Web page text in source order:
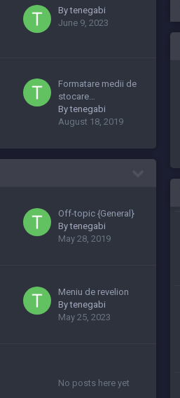
Bytenegabi
June 9, 2023
Formatare medii de
stocare…
Bytenegabi
August 18, 2019
Off-topic {General}
Bytenegabi
May 28, 2019
Meniu de revelion
Bytenegabi
May 25, 2023
No posts here yet